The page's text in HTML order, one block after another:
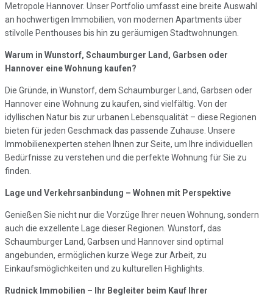
Metropole Hannover. Unser Portfolio umfasst eine breite Auswahl
an hochwertigen Immobilien, von modernen Apartments über
stilvolle Penthouses bis hin zu geräumigen Stadtwohnungen.
Warum in Wunstorf, Schaumburger Land, Garbsen oder
Hannover eine Wohnung kaufen?
Die Gründe, in Wunstorf, dem Schaumburger Land, Garbsen oder
Hannover eine Wohnung zu kaufen, sind vielfältig. Von der
idyllischen Natur bis zur urbanen Lebensqualität – diese Regionen
bieten für jeden Geschmack das passende Zuhause. Unsere
Immobilienexperten stehen Ihnen zur Seite, um Ihre individuellen
Bedürfnisse zu verstehen und die perfekte Wohnung für Sie zu
finden.
Lage und Verkehrsanbindung – Wohnen mit Perspektive
Genießen Sie nicht nur die Vorzüge Ihrer neuen Wohnung, sondern
auch die exzellente Lage dieser Regionen. Wunstorf, das
Schaumburger Land, Garbsen und Hannover sind optimal
angebunden, ermöglichen kurze Wege zur Arbeit, zu
Einkaufsmöglichkeiten und zu kulturellen Highlights.
Rudnick Immobilien – Ihr Begleiter beim Kauf Ihrer